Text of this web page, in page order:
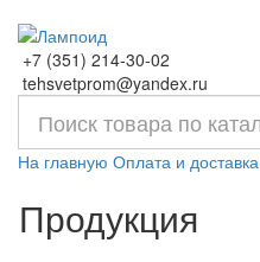
+7 (351) 214-30-02
tehsvetprom@yandex.ru
На главную Оплата и доставка
Продукция